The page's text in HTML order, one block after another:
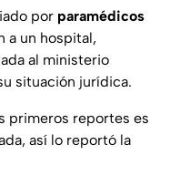
por paramédicos
a un hospital,
al ministerio
situación jurídica.
primeros reportes es
así lo reportó la